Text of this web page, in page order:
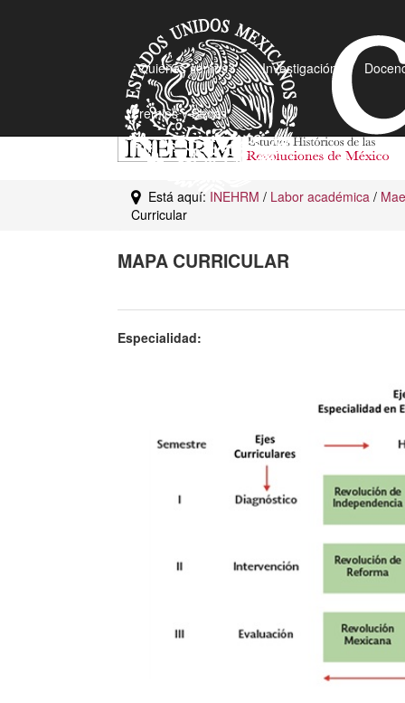
¿Quiénes somos? Investigación
Premios y Becas
Está aquí: INEHRM / Labor académica /
Curricular
MAPA CURRICULAR
Especialidad: